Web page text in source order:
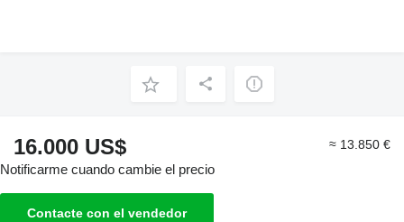
16.000 US$ ≈ 13.850 €
Notificarme cuando cambie el precio
Contacte con el vendedor